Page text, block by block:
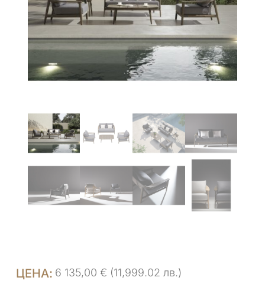
6 135,00 € (11,999.02 лв.)